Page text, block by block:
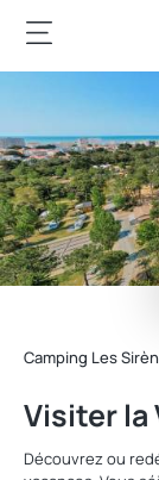
Camping Les
Visiter la
Découvrez ou